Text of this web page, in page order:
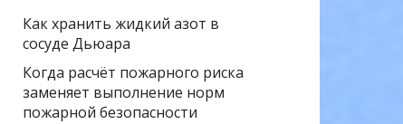
Как хранить жидкий азот в
сосуде Дьюара
Когда расчёт пожарного риска
заменяет выполнение норм
пожарной безопасности